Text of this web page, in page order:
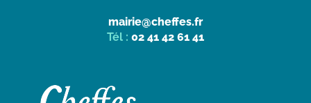
mairie@cheffes.fr
Tél : 02 41 42 61 41